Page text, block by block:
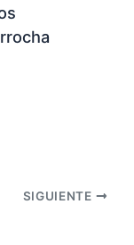
SIGUIENTE